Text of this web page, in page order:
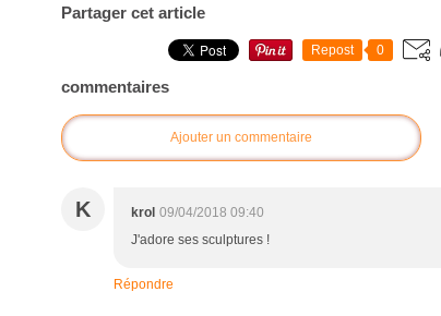
Partager cet article
Repost 0
commentaires
Ajouter un commentaire
K krol 09/04/2018 09:40
J'adore ses sculptures !
Répondre